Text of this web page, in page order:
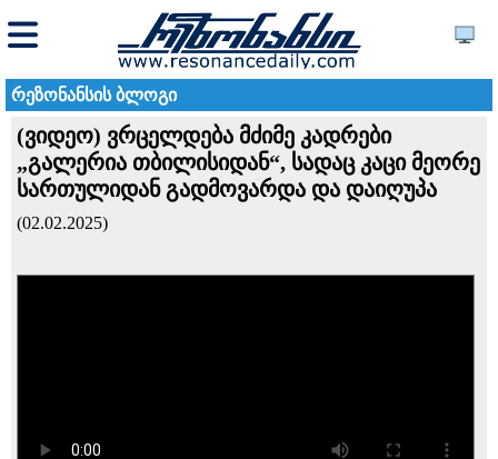
რეზონანსის ბლოგი
(ვიდეო) ვრცელდება მძიმე კადრები
„გალერია თბილისიდან“, სადაც კაცი მეორე
სართულიდან გადმოვარდა და დაიღუპა
(02.02.2025)